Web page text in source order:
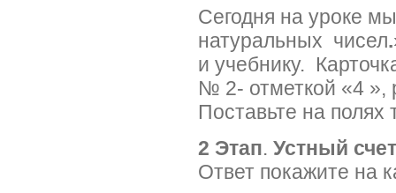
Сегодня на уроке
натуральных чисел.
и учебнику.
№ 2- отметкой «4
Поставьте на полях
2 Этап. Устный
Ответ покажите на